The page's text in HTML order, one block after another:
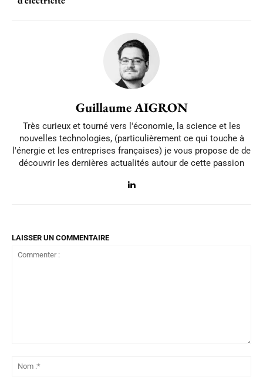
Guillaume AIGRON
Très curieux et tourné vers l'économie, la science et les
nouvelles technologies, (particulièrement ce qui touche à
l'énergie et les entreprises françaises) je vous propose de de
découvrir les dernières actualités autour de cette passion
LAISSER UN COMMENTAIRE